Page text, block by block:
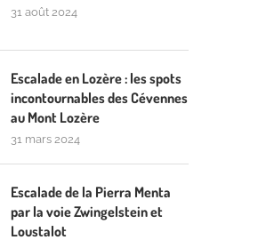
31 août 2024
Escalade en Lozère : les spots
incontournables des Cévennes
au Mont Lozère
31 mars 2024
Escalade de la Pierra Menta
par la voie Zwingelstein et
Loustalot